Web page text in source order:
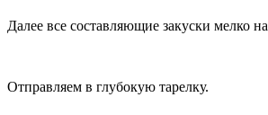
Далее все составляющие закуски мелко
Отправляем в глубокую тарелку.